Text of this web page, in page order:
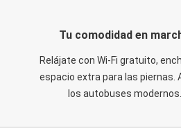
Tu comodidad en
Relájate con Wi-Fi gratuito,
espacio extra para las piernas.
los autobuses modernos.